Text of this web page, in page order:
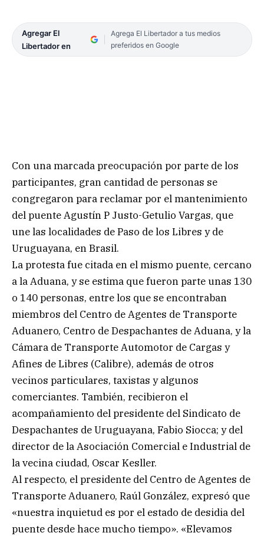
Agregar El
Libertador en
Agrega El Libertador a tus medios
preferidos en Google
Con una marcada preocupación por parte de los
participantes, gran cantidad de personas se
congregaron para reclamar por el mantenimiento
del puente Agustín P Justo-Getulio Vargas, que
une las localidades de Paso de los Libres y de
Uruguayana, en Brasil.
La protesta fue citada en el mismo puente, cercano
a la Aduana, y se estima que fueron parte unas 130
o 140 personas, entre los que se encontraban
miembros del Centro de Agentes de Transporte
Aduanero, Centro de Despachantes de Aduana, y la
Cámara de Transporte Automotor de Cargas y
Afines de Libres (Calibre), además de otros
vecinos particulares, taxistas y algunos
comerciantes. También, recibieron el
acompañamiento del presidente del Sindicato de
Despachantes de Uruguayana, Fabio Siocca; y del
director de la Asociación Comercial e Industrial de
la vecina ciudad, Oscar Kesller.
Al respecto, el presidente del Centro de Agentes de
Transporte Aduanero, Raúl González, expresó que
«nuestra inquietud es por el estado de desidia del
puente desde hace mucho tiempo». «Elevamos